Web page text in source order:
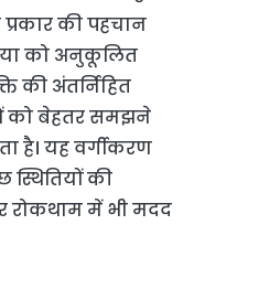
की पहचान
को अनुकूलित
की अंतर्निहित
बेहतर समझने
है। यह वर्गीकरण
की
रोकथाम में भी मदद